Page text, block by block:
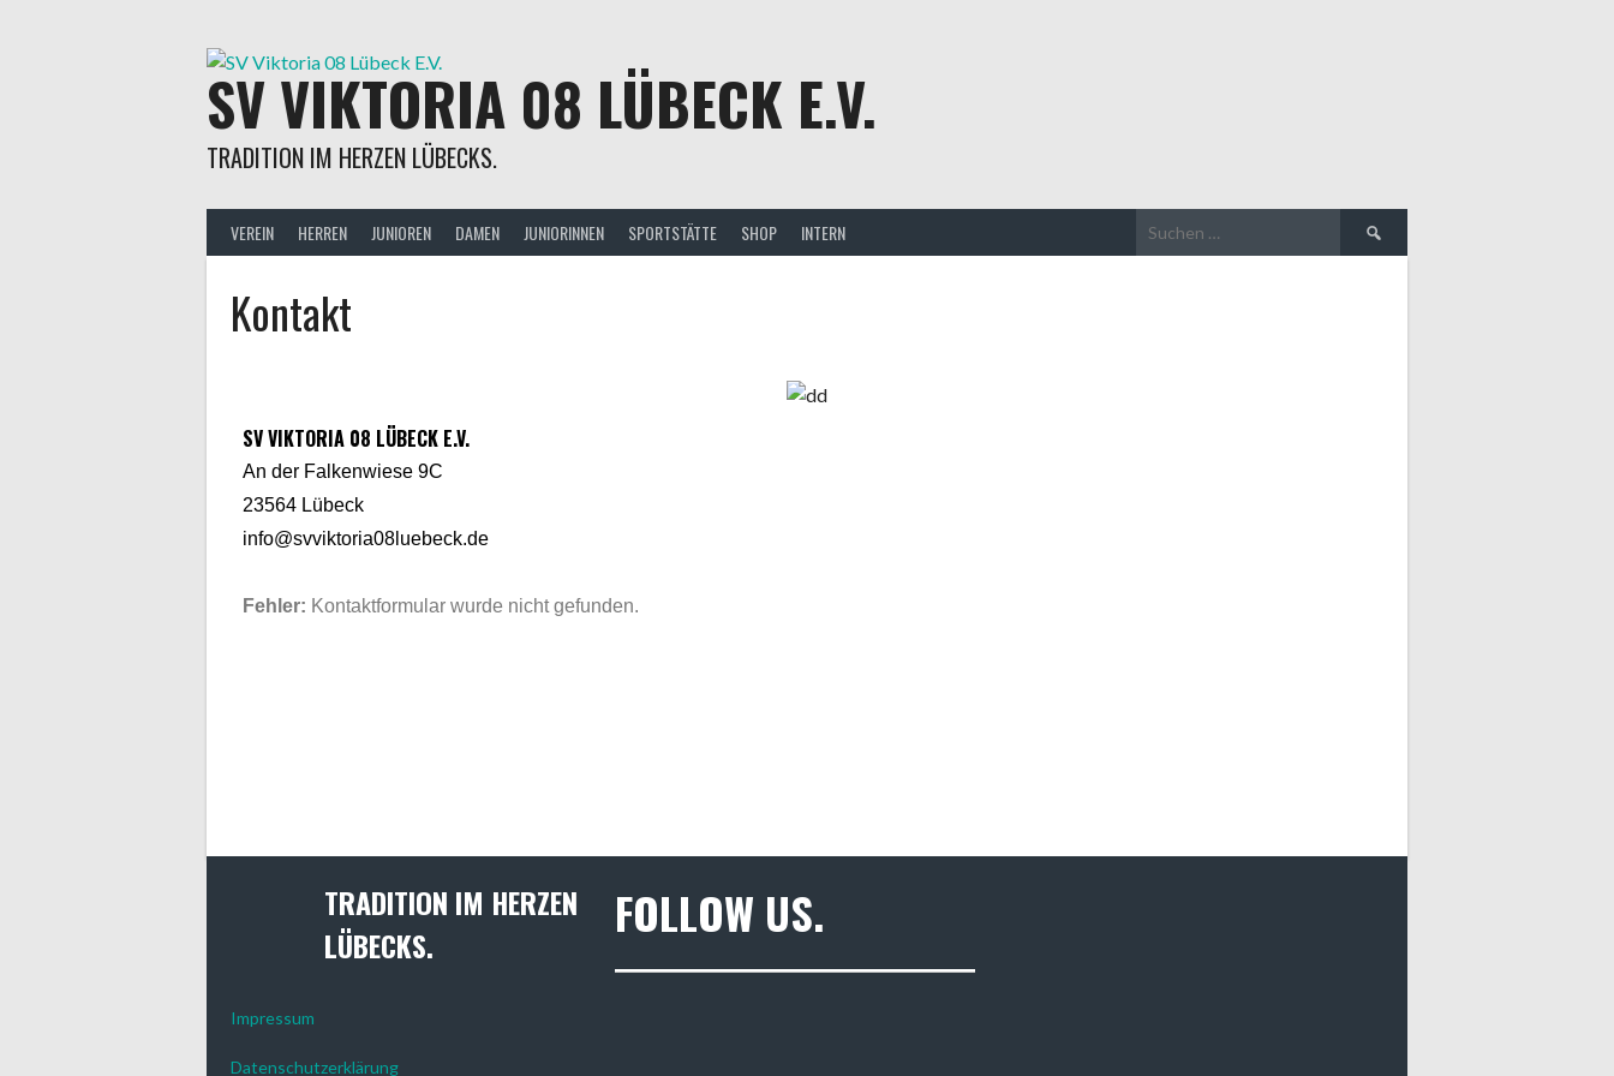
SV VIKTORIA 08 LÜBECK E.V.
TRADITION IM HERZEN LÜBECKS.
VEREIN HERREN JUNIOREN DAMEN JUNIORINNEN SPORTSTÄTTE SHOP INTERN
Kontakt
SV VIKTORIA 08 LÜBECK E.V.
An der Falkenwiese 9C
23564 Lübeck
info@svviktoria08luebeck.de
Fehler: Kontaktformular wurde nicht gefunden.
TRADITION IM HERZEN
LÜBECKS.
Impressum
Datenschutzerklärung
FOLLOW US.